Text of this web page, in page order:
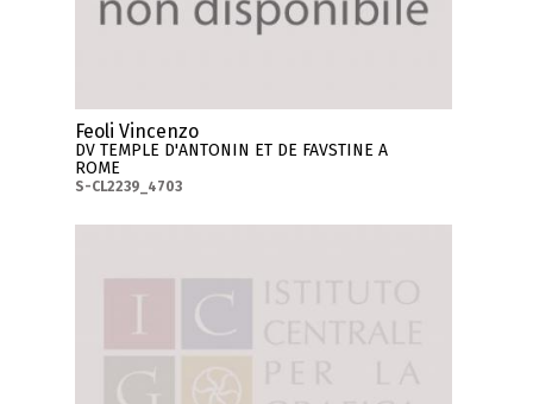
Feoli Vincenzo
DV TEMPLE D'ANTONIN ET DE FAVSTINE A
ROME
S-CL2239_4703